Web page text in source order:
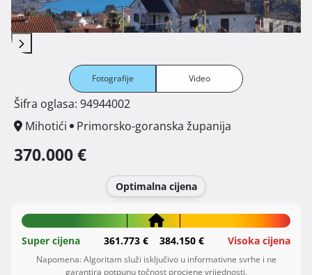
Fotografije Video
Šifra oglasa: 94944002
Mihotići
Primorsko-goranska županija
370.000 €
Optimalna cijena
Super cijena 361.773 € 384.150 € Visoka cijena
Napomena: Algoritam služi isključivo u informativne svrhe i ne
garantira potpunu točnost procjene vrijednosti.